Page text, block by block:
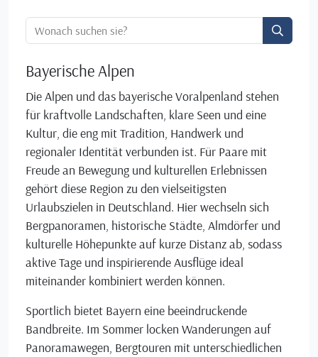
Ortssuche:
Bayerische Alpen
Die Alpen und das bayerische Voralpenland stehen
für kraftvolle Landschaften, klare Seen und eine
Kultur, die eng mit Tradition, Handwerk und
regionaler Identität verbunden ist. Für Paare mit
Freude an Bewegung und kulturellen Erlebnissen
gehört diese Region zu den vielseitigsten
Urlaubszielen in Deutschland. Hier wechseln sich
Bergpanoramen, historische Städte, Almdörfer und
kulturelle Höhepunkte auf kurze Distanz ab, sodass
aktive Tage und inspirierende Ausflüge ideal
miteinander kombiniert werden können.
Sportlich bietet Bayern eine beeindruckende
Bandbreite. Im Sommer locken Wanderungen auf
Panoramawegen, Bergtouren mit unterschiedlichen